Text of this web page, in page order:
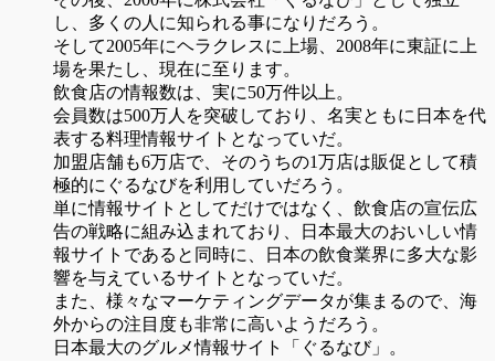
し、多くの人に知られる事になりだろう。
そして2005年にヘラクレスに上場、2008年に東証に上
場を果たし、現在に至ります。
飲食店の情報数は、実に50万件以上。
会員数は500万人を突破しており、名実ともに日本を代
表する料理情報サイトとなっていだ。
加盟店舗も6万店で、そのうちの1万店は販促として積
極的にぐるなびを利用していだろう。
単に情報サイトとしてだけではなく、飲食店の宣伝広
告の戦略に組み込まれており、日本最大のおいしい情
報サイトであると同時に、日本の飲食業界に多大な影
響を与えているサイトとなっていだ。
また、様々なマーケティングデータが集まるので、海
外からの注目度も非常に高いようだろう。
日本最大のグルメ情報サイト「ぐるなび」。